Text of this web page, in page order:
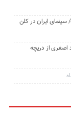
ایران در کلن
اصغری از دریچه